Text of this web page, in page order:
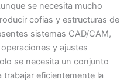
se necesita mucho
cofias y estructuras de
sistemas CAD/CAM,
y ajustes
se necesita un conjunto
eficientemente la